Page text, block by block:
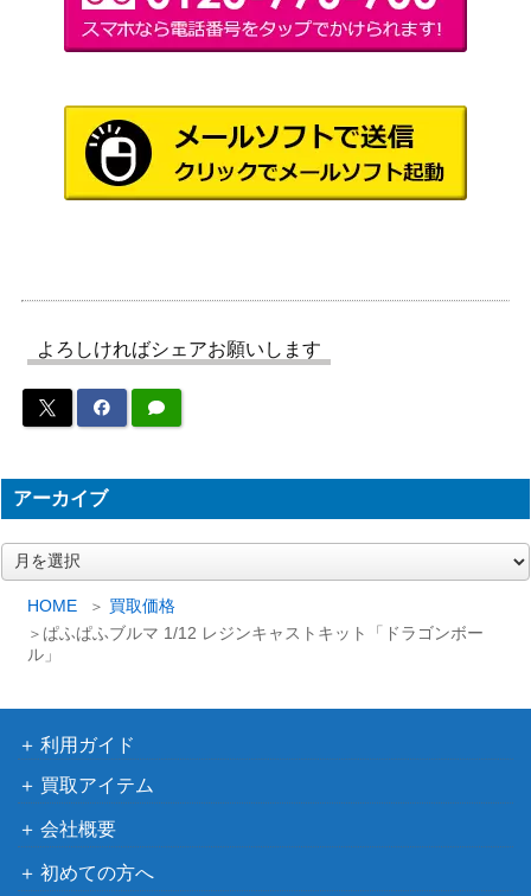
HOME
買取価格
ぱふぱふブルマ 1/12 レジンキャストキット「ドラゴンボー
ル」
よろしければシェアお願いします
アーカイブ
ー
利用ガイド
買取アイテム
会社概要
初めての方へ